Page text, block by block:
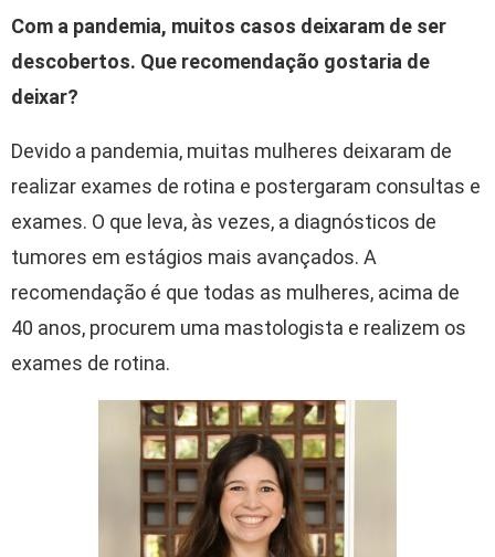
Com a pandemia, muitos casos deixaram de ser
descobertos. Que recomendação gostaria de
deixar?
Devido a pandemia, muitas mulheres deixaram de
realizar exames de rotina e postergaram consultas e
exames. O que leva, às vezes, a diagnósticos de
tumores em estágios mais avançados. A
recomendação é que todas as mulheres, acima de
40 anos, procurem uma mastologista e realizem os
exames de rotina.